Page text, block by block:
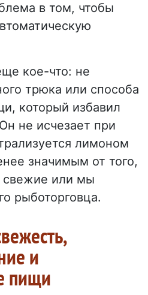
в том, чтобы
кое-что: не
трюка или способа
который избавил
не исчезает при
лимоном
значимым от того,
свежие или мы
рыботорговца.
и
пищи